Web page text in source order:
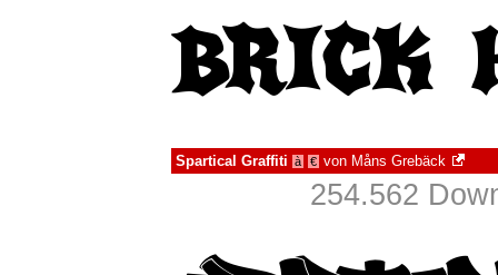
Spartical Graffiti à € von Måns Grebäck
254.562